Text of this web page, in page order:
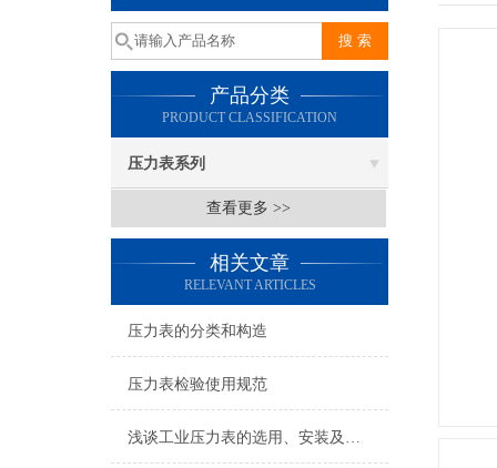
产品分类
PRODUCT CLASSIFICATION
压力表系列
查看更多 >>
相关文章
RELEVANT ARTICLES
压力表的分类和构造
压力表检验使用规范
浅谈工业压力表的选用、安装及使用注意事项